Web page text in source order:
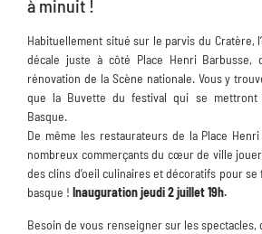
à minuit !
Habituellement situé sur le parvis du Cratère,
décale juste à côté Place Henri Barbusse,
rénovation de la Scène nationale. Vous y
que la Buvette du festival qui se mettront
Basque.
De même les restaurateurs de la Place
nombreux commerçants du cœur de ville
des clins d’oeil culinaires et décoratifs pour se
basque ! Inauguration jeudi 2 juillet 19h.
Besoin de vous renseigner sur les